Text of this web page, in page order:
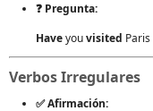
❓ Pregunta:
Haveyouvisited
Verbos Irregulares
✅ Afirmación: